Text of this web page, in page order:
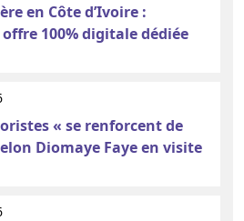
en Côte d’Ivoire :
100% digitale dédiée
« se renforcent de
Diomaye Faye en visite